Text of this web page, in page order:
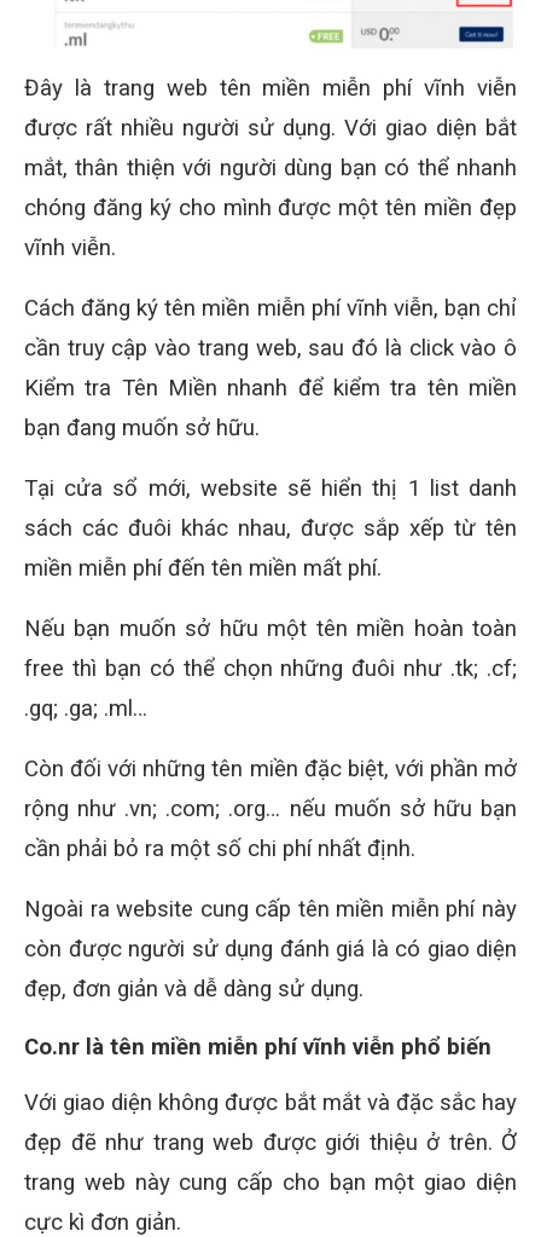
Đây là trang web tên miền miễn phí vĩnh viễn
được rất nhiều người sử dụng. Với giao diện bắt
mắt, thân thiện với người dùng bạn có thể nhanh
chóng đăng ký cho mình được một tên miền đẹp
vĩnh viễn.
Cách đăng ký tên miền miễn phí vĩnh viễn, bạn chỉ
cần truy cập vào trang web, sau đó là click vào ô
Kiểm tra Tên Miền nhanh để kiểm tra tên miền
bạn đang muốn sở hữu.
Tại cửa sổ mới, website sẽ hiển thị 1 list danh
sách các đuôi khác nhau, được sắp xếp từ tên
miền miễn phí đến tên miền mất phí.
Nếu bạn muốn sở hữu một tên miền hoàn toàn
free thì bạn có thể chọn những đuôi như .tk; .cf;
.gq; .ga; .ml…
Còn đối với những tên miền đặc biệt, với phần mở
rộng như .vn; .com; .org… nếu muốn sở hữu bạn
cần phải bỏ ra một số chi phí nhất định.
Ngoài ra website cung cấp tên miền miễn phí này
còn được người sử dụng đánh giá là có giao diện
đẹp, đơn giản và dễ dàng sử dụng.
Co.nr là tên miền miễn phí vĩnh viễn phổ biến
Với giao diện không được bắt mắt và đặc sắc hay
đẹp đẽ như trang web được giới thiệu ở trên. Ở
trang web này cung cấp cho bạn một giao diện
cực kì đơn giản.